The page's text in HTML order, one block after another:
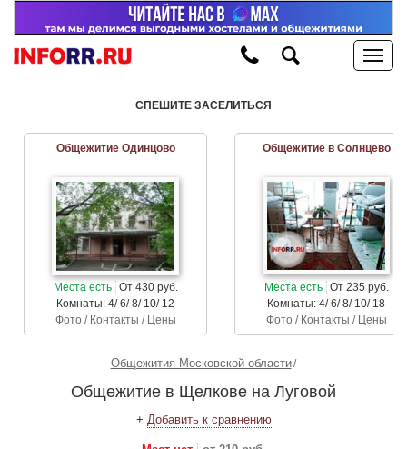
СПЕШИТЕ ЗАСЕЛИТЬСЯ
Общежитие Одинцово
Места есть От 430 руб.
Комнаты: 4/ 6/ 8/ 10/ 12
Фото / Контакты / Цены
Общежитие в Солнцево
Места есть От 235 руб.
Комнаты: 4/ 6/ 8/ 10/ 18
Фото / Контакты / Цены
Общежития Московской области
Общежитие в Щелкове на Луговой
+ Добавить к сравнению